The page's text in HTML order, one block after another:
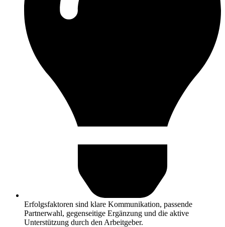
Erfolgsfaktoren sind klare Kommunikation, passende
Partnerwahl, gegenseitige Ergänzung und die aktive
Unterstützung durch den Arbeitgeber.